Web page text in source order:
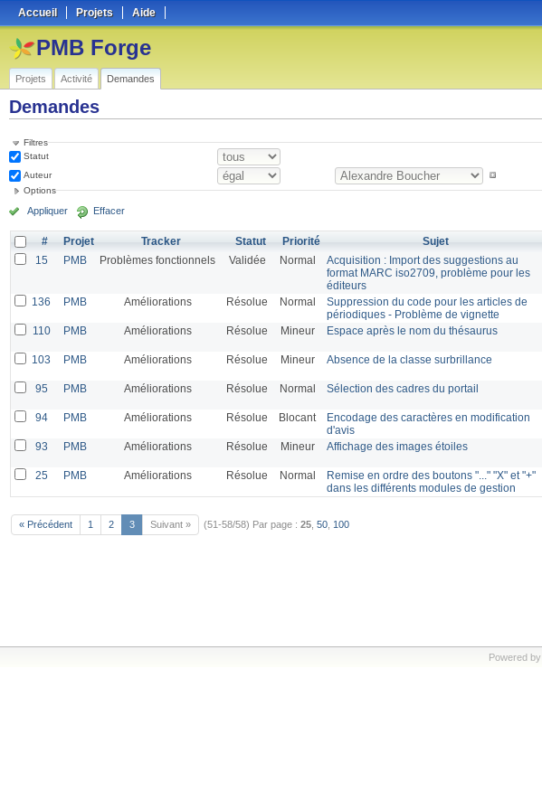
Accueil Projets Aide
PMB Forge
Projets Activité Demandes
Demandes
Filtres
Statut
Auteur
Options
Appliquer Effacer
# Projet Tracker Statut Priorité Sujet
15
PMB Problèmes fonctionnels Validée Normal
Acquisition : Import des suggestions au
format MARC iso2709, problème pour les
éditeurs
136 PMB Améliorations Résolue Normal
Suppression du code pour les articles de
périodiques - Problème de vignette
110 PMB Améliorations Résolue Mineur Espace après le nom du thésaurus
103 PMB Améliorations Résolue Mineur Absence de la classe surbrillance
95 PMB Améliorations Résolue Normal Sélection des cadres du portail
94 PMB Améliorations Résolue Blocant
Encodage des caractères en modification
d'avis
93 PMB Améliorations Résolue Mineur Affichage des images étoiles
25 PMB Améliorations Résolue Normal
Remise en ordre des boutons "..." "X" et "+"
dans les différents modules de gestion
« Précédent 1 2 3 Suivant » (51-58/58) Par page : 25 50 100
Powered by